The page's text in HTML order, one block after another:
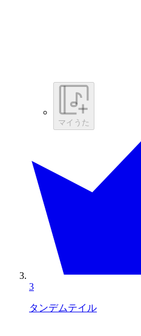
マイうた
3
タンデムテイル